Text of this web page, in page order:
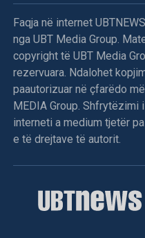
Faqja në internet
nga UBT Media Group.
copyright të UBT Media
rezervuara. Ndalohet
paautorizuar në çfarëdo
MEDIA Group. Shfrytëzimi
interneti a medium tjetër
e të drejtave të autorit.